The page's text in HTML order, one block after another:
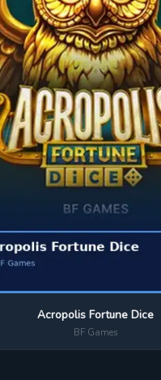
Acropolis Fortune Dice
BF Games